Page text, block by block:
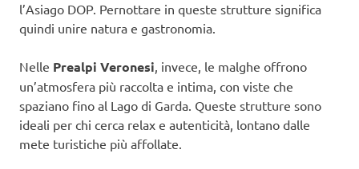
l’Asiago DOP. Pernottare in queste strutture significa
quindi unire natura e gastronomia.
Nelle Prealpi Veronesi, invece, le malghe offrono
un’atmosfera più raccolta e intima, con viste che
spaziano fino al Lago di Garda. Queste strutture sono
ideali per chi cerca relax e autenticità, lontano dalle
mete turistiche più affollate.